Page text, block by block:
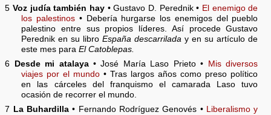
5 Voz judía también hay• Gustavo D. Perednik • El enemigo de
los palestinos • Debería hurgarse los enemigos del pueblo
palestino entre sus propios líderes. Así procede Gustavo
Perednik en su libroEspaña descarrilada y en su artículo de
este mes paraEl Catoblepas.
6 Desde mi atalaya• José María Laso Prieto • Mis diversos
viajes por el mundo • Tras largos años como preso político
en las cárceles del franquismo el camarada Laso tuvo
ocasión de recorrer el mundo.
7 La Buhardilla• Fernando Rodríguez Genovés • Liberalismo y